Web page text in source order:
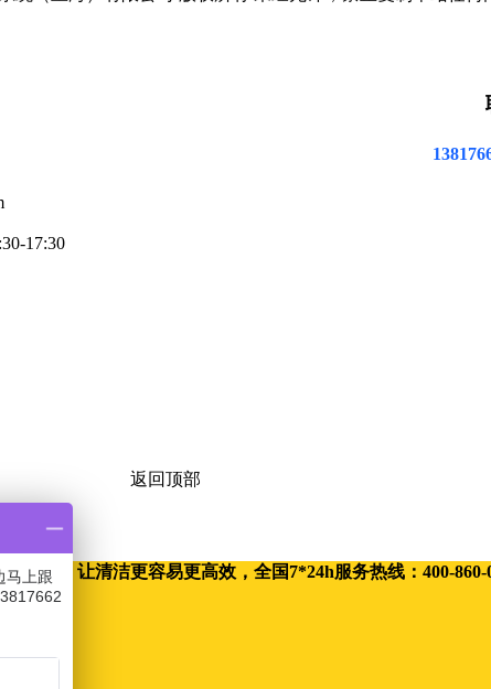
17:30
返回顶部
设备，让清洁更容易更高效，全国7*24h服务热线：400-860-
马上跟